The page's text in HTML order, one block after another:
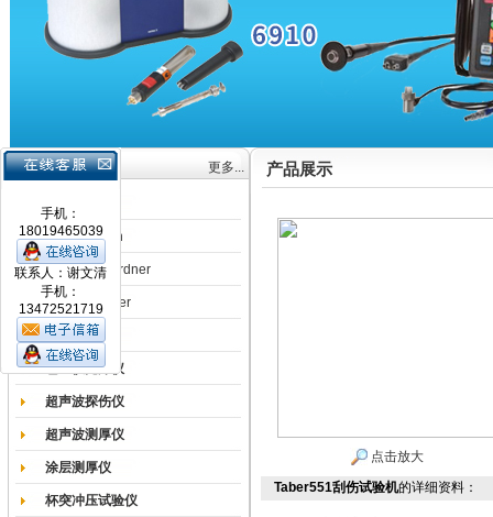
手机：
18019465039
联系人：谢文清
手机：
13472521719
产品目录 更多...
涂膜机
德国Erichsen
德国BYK-Gardner
英国Elcometer
耐磨试验机
色差仪光泽仪
超声波探伤仪
超声波测厚仪
涂层测厚仪
杯突冲压试验仪
产品展示
点击放大
Taber551刮伤试验机的详细资料：